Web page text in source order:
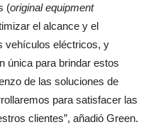
(original equipment
el alcance y el
vehículos eléctricos, y
única para brindar estos
de las soluciones de
para satisfacer las
clientes”, añadió Green.